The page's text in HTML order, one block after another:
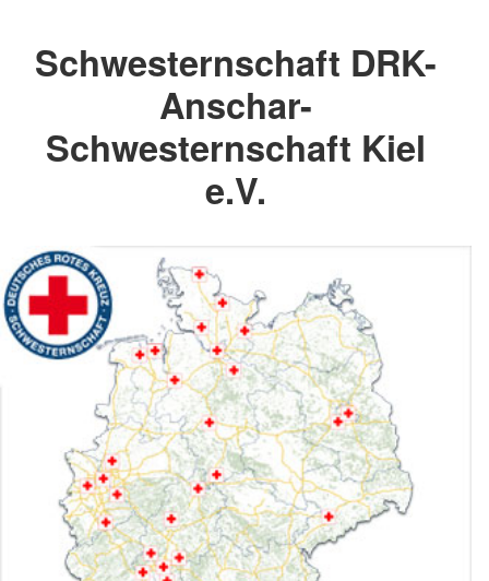
Schwesternschaft DRK-
Anschar-
Schwesternschaft Kiel
e.V.